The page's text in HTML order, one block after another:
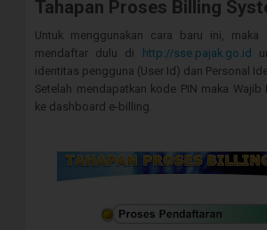
Tahapan Proses Billing
Untuk menggunakan cara baru ini, maka
mendaftar dulu di
http://sse.pajak.go.id
identitas pengguna (User Id) dan Personal
Setelah mendapatkan kode PIN maka Wajib
ke dashboard e-billing.